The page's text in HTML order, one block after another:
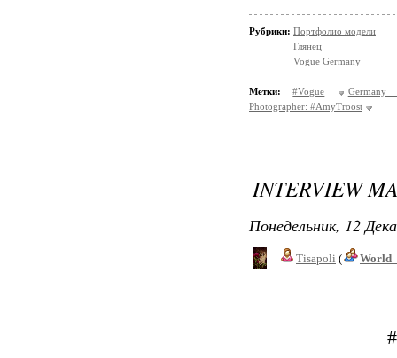
Рубрики: Портфолио модели
Глянец
Vogue Germany
Метки: #Vogue
Germany
Photographer: #AmyTroost
INTERVIEW
Понедельник, 12
Tisapoli (